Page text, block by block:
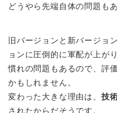
どうやら先端自体の問題も
旧バージョンと新バージョ
ョンに圧倒的に軍配が上がり
慣れの問題もあるので、評
かもしれません。
変わった大きな理由は、 技
されたからだそうです。